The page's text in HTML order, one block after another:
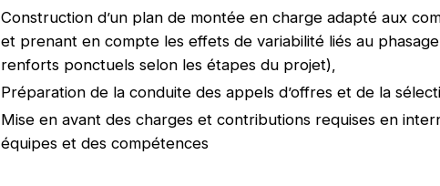
Construction d’un plan de montée en charge adapté aux
et prenant en compte les effets de variabilité liés au
renforts ponctuels selon les étapes du projet),
Préparation de la conduite des appels d’offres et de la
Mise en avant des charges et contributions requises en
équipes et des compétences